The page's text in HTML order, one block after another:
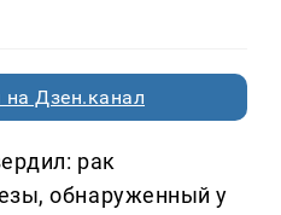
на Дзен.канал
рак
обнаруженный у